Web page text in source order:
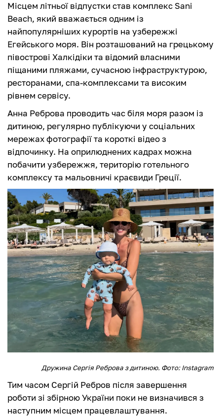
Місцем літньої відпустки став комплекс Sani
Beach, який вважається одним із
найпопулярніших курортів на узбережжі
Егейського моря. Він розташований на грецькому
півострові Халкідіки та відомий власними
піщаними пляжами, сучасною інфраструктурою,
ресторанами, спа-комплексами та високим
рівнем сервісу.
Анна Реброва проводить час біля моря разом із
дитиною, регулярно публікуючи у соціальних
мережах фотографії та короткі відео з
відпочинку. На оприлюднених кадрах можна
побачити узбережжя, територію готельного
комплексу та мальовничі краєвиди Греції.
Дружина Сергія Реброва з дитиною. Фото: Instagram
Тим часом Сергій Ребров після завершення
роботи зі збірною України поки не визначився з
наступним місцем працевлаштування.